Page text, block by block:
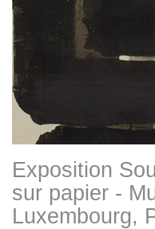
Exposition
sur papier -
Luxembourg,